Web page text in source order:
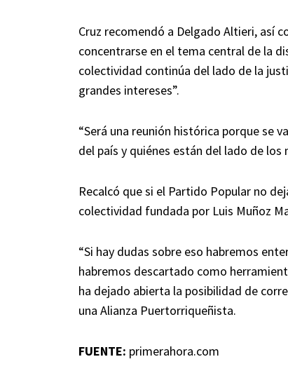
Cruz recomendó a Delgado Altieri, así
concentrarse en el tema central de la
colectividad continúa del lado de la
grandes intereses”.
“Será una reunión histórica porque se
del país y quiénes están del lado de
Recalcó que si el Partido Popular no
colectividad fundada por Luis Muñoz
“Si hay dudas sobre eso habremos
habremos descartado como
ha dejado abierta la posibilidad de
una Alianza Puertorriqueñista.
FUENTE: primerahora.com